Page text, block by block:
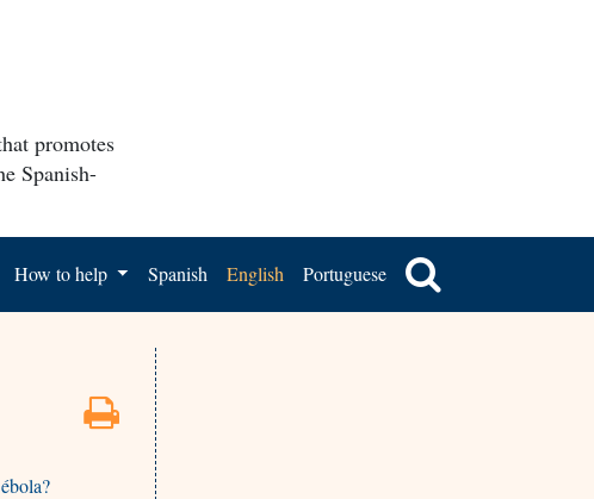
promotes
Spanish-
How to help Spanish English Portuguese